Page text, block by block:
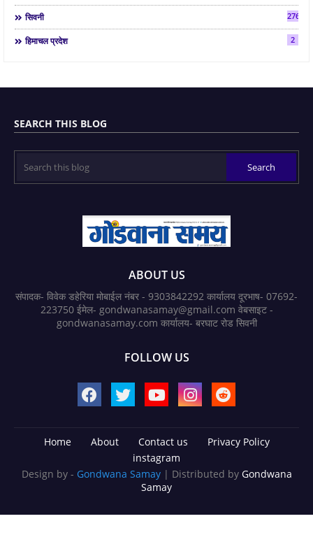
सिवनी 2763
हिमाचल प्रदेश 2
SEARCH THIS BLOG
ABOUT US
संपादक- विवेक डहेरिया मोबाईल नंबर - 9303842292 कार्यालय दूरभाष- 07692-
223750 ईमेल- gondwanasamay@gmail.com वेबसाइट -
gondwanasamay.com कार्यालय- बरघाट रोड सिवनी
FOLLOW US
Home About Contact us
Privacy Policy
instagram
Design by - Gondwana Samay | Distributed by Gondwana
Samay